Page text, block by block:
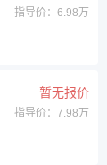
指导价：6.98万
暂无报价
指导价：7.98万